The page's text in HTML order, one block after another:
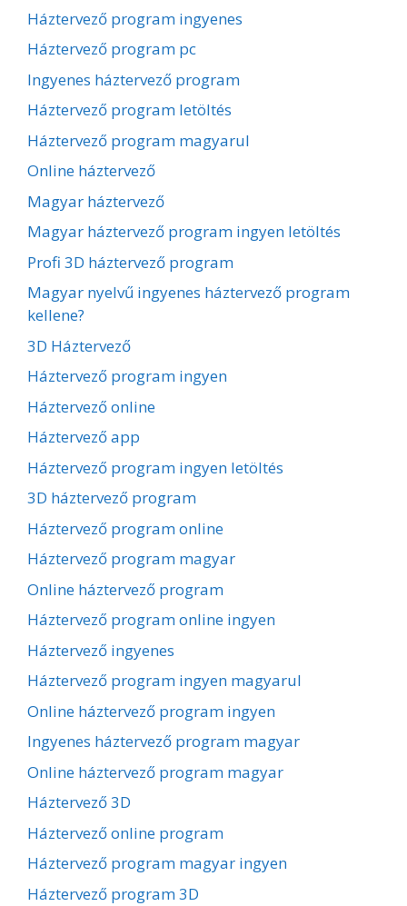
Háztervező program ingyenes
Háztervező program pc
Ingyenes háztervező program
Háztervező program letöltés
Háztervező program magyarul
Online háztervező
Magyar háztervező
Magyar háztervező program ingyen letöltés
Profi 3D háztervező program
Magyar nyelvű ingyenes háztervező program
kellene?
3D Háztervező
Háztervező program ingyen
Háztervező online
Háztervező app
Háztervező program ingyen letöltés
3D háztervező program
Háztervező program online
Háztervező program magyar
Online háztervező program
Háztervező program online ingyen
Háztervező ingyenes
Háztervező program ingyen magyarul
Online háztervező program ingyen
Ingyenes háztervező program magyar
Online háztervező program magyar
Háztervező 3D
Háztervező online program
Háztervező program magyar ingyen
Háztervező program 3D